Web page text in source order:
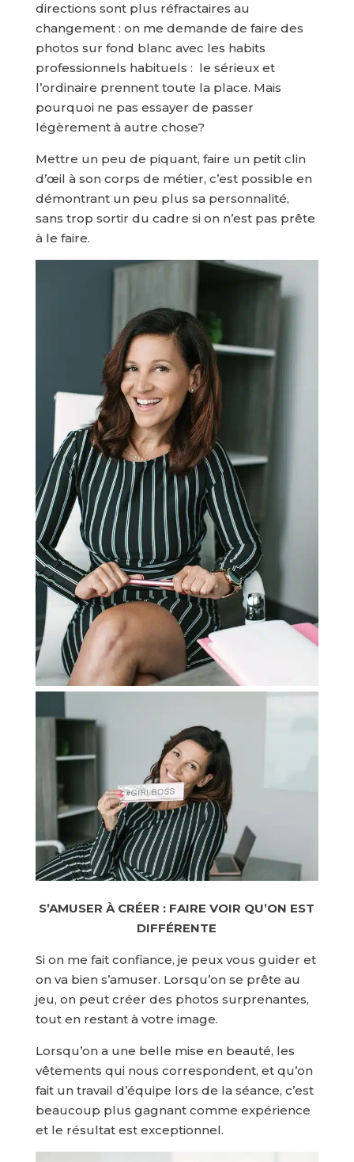
directions sont plus réfractaires au
changement : on me demande de faire des
photos sur fond blanc avec les habits
professionnels habituels : le sérieux et
l’ordinaire prennent toute la place. Mais
pourquoi ne pas essayer de passer
légèrement à autre chose?
Mettre un peu de piquant, faire un petit clin
d’œil à son corps de métier, c’est possible en
démontrant un peu plus sa personnalité,
sans trop sortir du cadre si on n’est pas prête
à le faire.
S’AMUSER À CRÉER : FAIRE VOIR QU’ON EST
DIFFÉRENTE
Si on me fait confiance, je peux vous guider et
on va bien s’amuser. Lorsqu’on se prête au
jeu, on peut créer des photos surprenantes,
tout en restant à votre image.
Lorsqu’on a une belle mise en beauté, les
vêtements qui nous correspondent, et qu’on
fait un travail d’équipe lors de la séance, c’est
beaucoup plus gagnant comme expérience
et le résultat est exceptionnel.